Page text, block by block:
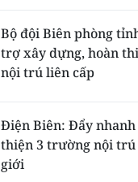
Bộ đội Biên phòng
trợ xây dựng, hoàn
nội trú liên cấp
Điện Biên: Đẩy
thiện 3 trường nội trú
giới